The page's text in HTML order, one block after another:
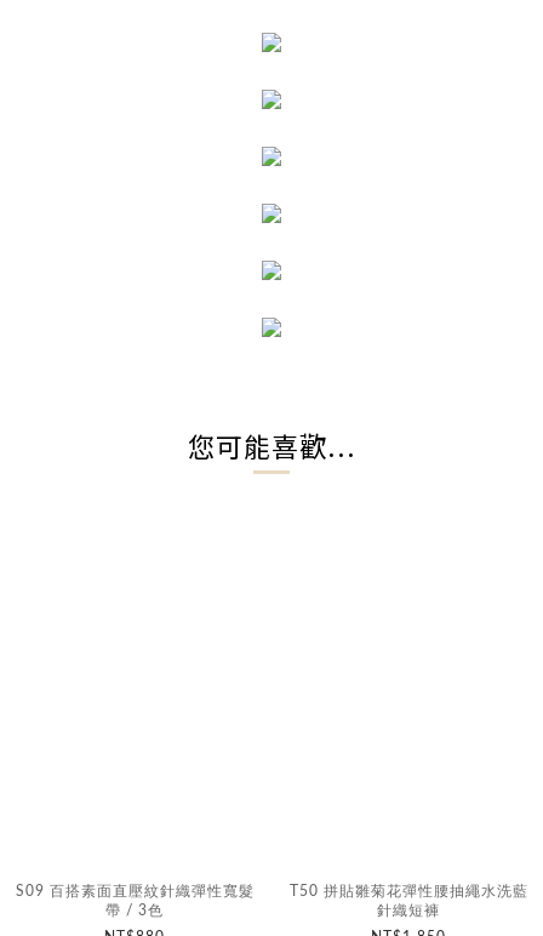
您可能喜歡...
S09 百搭素面直壓紋針織彈性寬髮
帶 / 3色
T50 拼貼雛菊花彈性腰抽繩水洗藍
針織短褲